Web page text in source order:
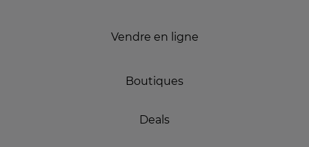
Vendre en ligne
Boutiques
Deals